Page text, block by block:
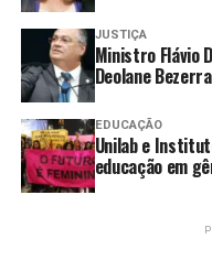
Com a vitória
Fantasma garantiu a
Copa do Brasil. O
sorteio.
Na Ilha do Retiro, em
faro de gol dos
duas vezes) e Dixon
Iury Castilho marcou o
JUSTIÇA
Ministro Flávio
Deolane Bezerra
EDUCAÇÃO
Unilab e
educação em